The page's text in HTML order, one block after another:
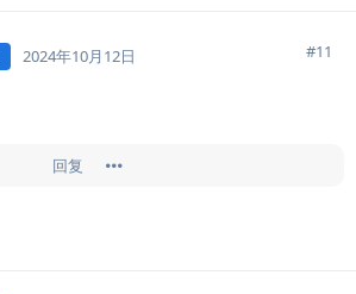
2024年10月12日 #11
回复